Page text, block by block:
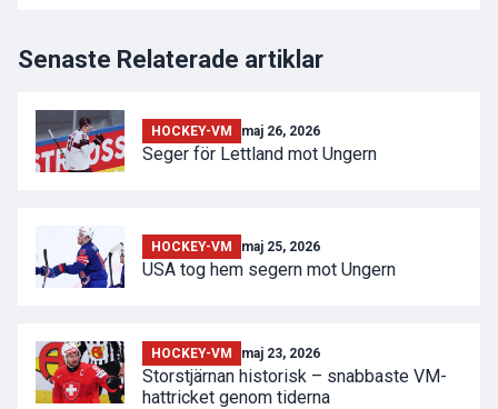
Senaste Relaterade artiklar
HOCKEY-VM maj 26, 2026
Seger för Lettland mot Ungern
HOCKEY-VM maj 25, 2026
USA tog hem segern mot Ungern
HOCKEY-VM maj 23, 2026
Storstjärnan historisk – snabbaste VM-
hattricket genom tiderna